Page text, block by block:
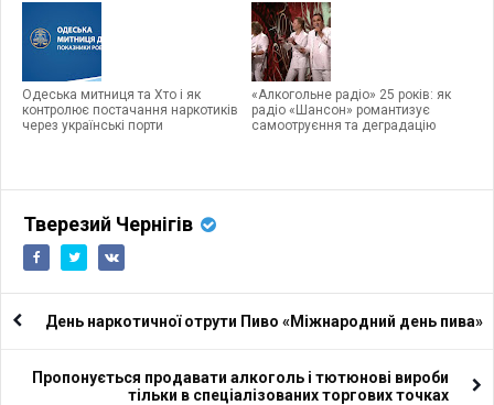
Одеська митниця та Хто і як
контролює постачання наркотиків
через українські порти
«Алкогольне радіо» 25 років: як
радіо «Шансон» романтизує
самоотруєння та деградацію
Тверезий Чернігів
День наркотичної отрути Пиво «Міжнародний день пива»
Пропонується продавати алкоголь і тютюнові вироби
тільки в спеціалізованих торгових точках